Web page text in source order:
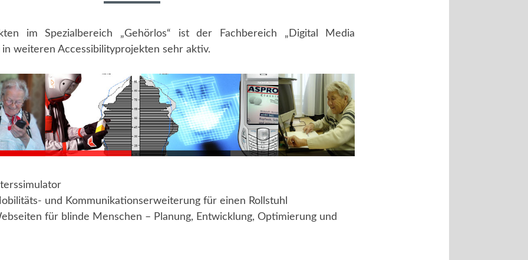
im Spezialbereich „Gehörlos“ ist der Fachbereich „Digital Media
in weiteren Accessibilityprojekten sehr aktiv.
und Kommunikationserweiterung für einen Rollstuhl
für blinde Menschen – Planung, Entwicklung, Optimierung und